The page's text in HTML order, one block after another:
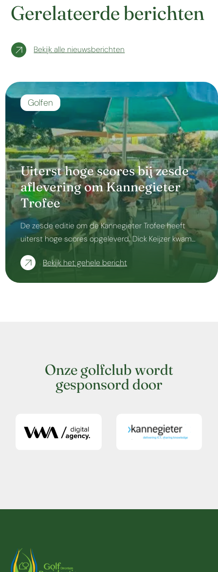
Gerelateerde berichten
Bekijk alle nieuwsberichten
Uiterst hoge scores bij zesde
aflevering om Kannegieter
Trofee
Golfen
De zesde editie om de Kannegieter Trofee heeft
uiterst hoge scores opgeleverd. Dick Keijzer kwam…
Bekijk het gehele bericht
Onze golfclub wordt
gesponsord door